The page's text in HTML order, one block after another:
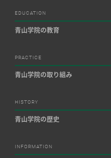
EDUCATION
青山学院の教育
PRACTICE
青山学院の取り組み
HISTORY
青山学院の歴史
INFORMATION